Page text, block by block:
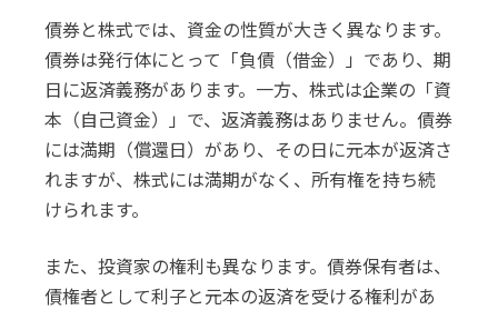
債券と株式では、資金の性質が大きく異なります。
債券は発行体にとって「負債（借金）」であり、期
日に返済義務があります。一方、株式は企業の「資
本（自己資金）」で、返済義務はありません。債券
には満期（償還日）があり、その日に元本が返済さ
れますが、株式には満期がなく、所有権を持ち続
けられます。
また、投資家の権利も異なります。債券保有者は、
債権者として利子と元本の返済を受ける権利があ